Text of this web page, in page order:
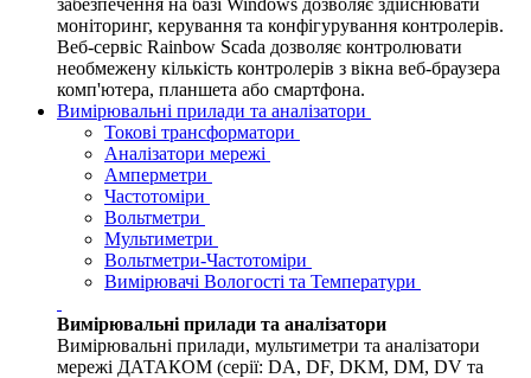
забезпечення на базі Windows дозволяє здійснювати
моніторинг, керування та конфігурування контролерів.
Веб-сервіс Rainbow Scada дозволяє контролювати
необмежену кількість контролерів з вікна веб-браузера
комп'ютера, планшета або смартфона.
Вимірювальні прилади та аналізатори
Токові трансформатори
Аналізатори мережі
Амперметри
Частотоміри
Вольтметри
Мультиметри
Вольтметри-Частотоміри
Вимірювачі Вологості та Температури
Вимірювальні прилади та аналізатори
Вимірювальні прилади, мультиметри та аналізатори
мережі ДАТАКОМ (серії: DA, DF, DKM, DM, DV та